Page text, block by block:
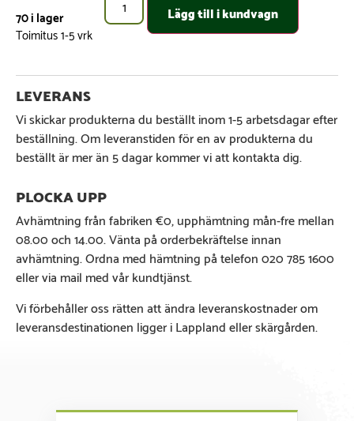
70 i lager Lägg till i kundvagn
Vi skickar produkterna du beställt inom 1-5 arbetsdagar efter
beställning. Om leveranstiden för en av produkterna du
beställt är mer än 5 dagar kommer vi att kontakta dig.
Avhämtning från fabriken €0, upphämtning mån-fre mellan
08.00 och 14.00. Vänta på orderbekräftelse innan
avhämtning. Ordna med hämtning på telefon 020 785 1600
eller via mail med vår kundtjänst.
Vi förbehåller oss rätten att ändra leveranskostnader om
leveransdestinationen ligger i Lappland eller skärgården.